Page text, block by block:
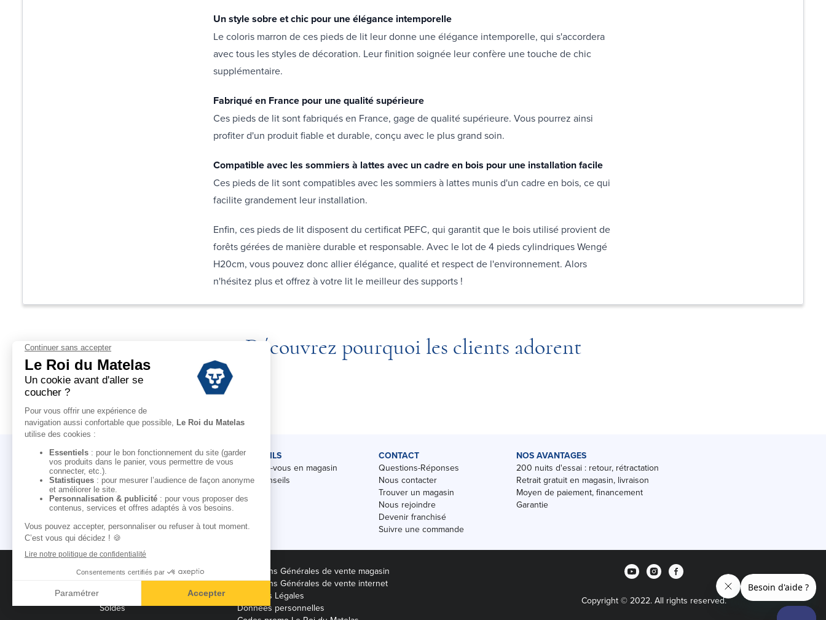
Un style sobre et chic pour une élégance intemporelle
Le coloris marron de ces pieds de lit leur donne une élégance intemporelle, qui s'accordera
avec tous les styles de décoration. Leur finition soignée leur confère une touche de chic
supplémentaire.
Fabriqué en France pour une qualité supérieure
Ces pieds de lit sont fabriqués en France, gage de qualité supérieure. Vous pourrez ainsi
profiter d'un produit fiable et durable, conçu avec le plus grand soin.
Compatible avec les sommiers à lattes avec un cadre en bois pour une installation facile
Ces pieds de lit sont compatibles avec les sommiers à lattes munis d'un cadre en bois, ce qui
facilite grandement leur installation.
Enfin, ces pieds de lit disposent du certificat PEFC, qui garantit que le bois utilisé provient de
forêts gérées de manière durable et responsable. Avec le lot de 4 pieds cylindriques Wengé
H20cm, vous pouvez donc allier élégance, qualité et respect de l'environnement. Alors
n'hésitez plus et offrez à votre lit le meilleur des supports !
Découvrez pourquoi les clients adorent
LE ROI DU MATELAS
Notre histoire
Notre savoir-faire
Nos marques
Pour les professionnels
CONSEILS
Rendez-vous en magasin
Nos conseils
CONTACT
Questions-Réponses
Nous contacter
Trouver un magasin
Nous rejoindre
Devenir franchisé
Suivre une commande
NOS AVANTAGES
200 nuits d'essai : retour, rétractation
Retrait gratuit en magasin, livraison
Moyen de paiement, financement
Garantie
Conditions des offres
Black Friday
Soldes
Conditions Générales de vente magasin
Conditions Générales de vente internet
Mentions Légales
Données personnelles
Copyright © 2022. All rights reserved.